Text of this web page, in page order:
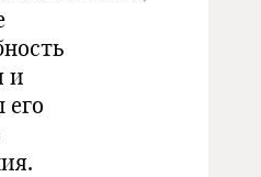
и
его